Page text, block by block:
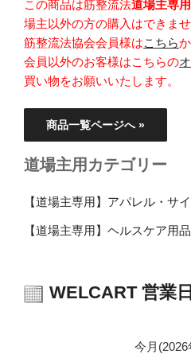
この商品は筋整流法道場主専
場主以外の方の購入はできませ
筋整流法協会会員様はこちらか
会員以外のお客様はこちらの
買い物をお願いいたします。
商品一覧ページへ »
道場主用カテゴリー
【道場主専用】アパレル・サ
【道場主専用】ヘルスケア用
WELCART 営業
今月(2026